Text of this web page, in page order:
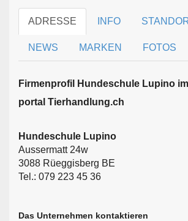
ADRESSE INFO
NEWS MARKEN FOTOS
Firmen­profil Hundeschule Lupino
portal Tierhandlung.ch
Hundeschule Lupino
Aussermatt 24w
3088 Rüeggisberg BE
Tel.: 079 223 45 36
Das Unternehmen kontaktieren